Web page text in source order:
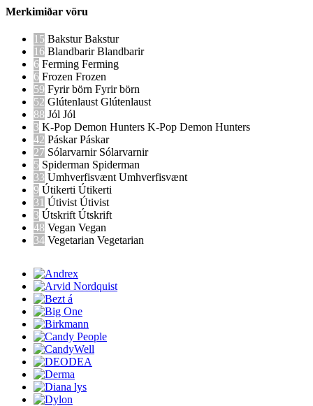
Merkimiðar vöru
15 BaksturBakstur
16 BlandbarirBlandbarir
6 Ferming Ferming
6 Frozen Frozen
59 Fyrir börn Fyrir börn
52 Glútenlaust Glútenlaust
88 Jól Jól
3 K-Pop Demon Hunters K-Pop Demon Hunters
42 PáskarPáskar
27 Sólarvarnir Sólarvarnir
5 Spiderman Spiderman
33 Umhverfisvænt Umhverfisvænt
9 Útikerti Útikerti
31 Útivist Útivist
3 Útskrift Útskrift
48 Vegan Vegan
34 Vegetarian Vegetarian